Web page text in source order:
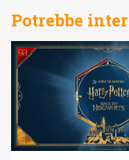
Potrebbe